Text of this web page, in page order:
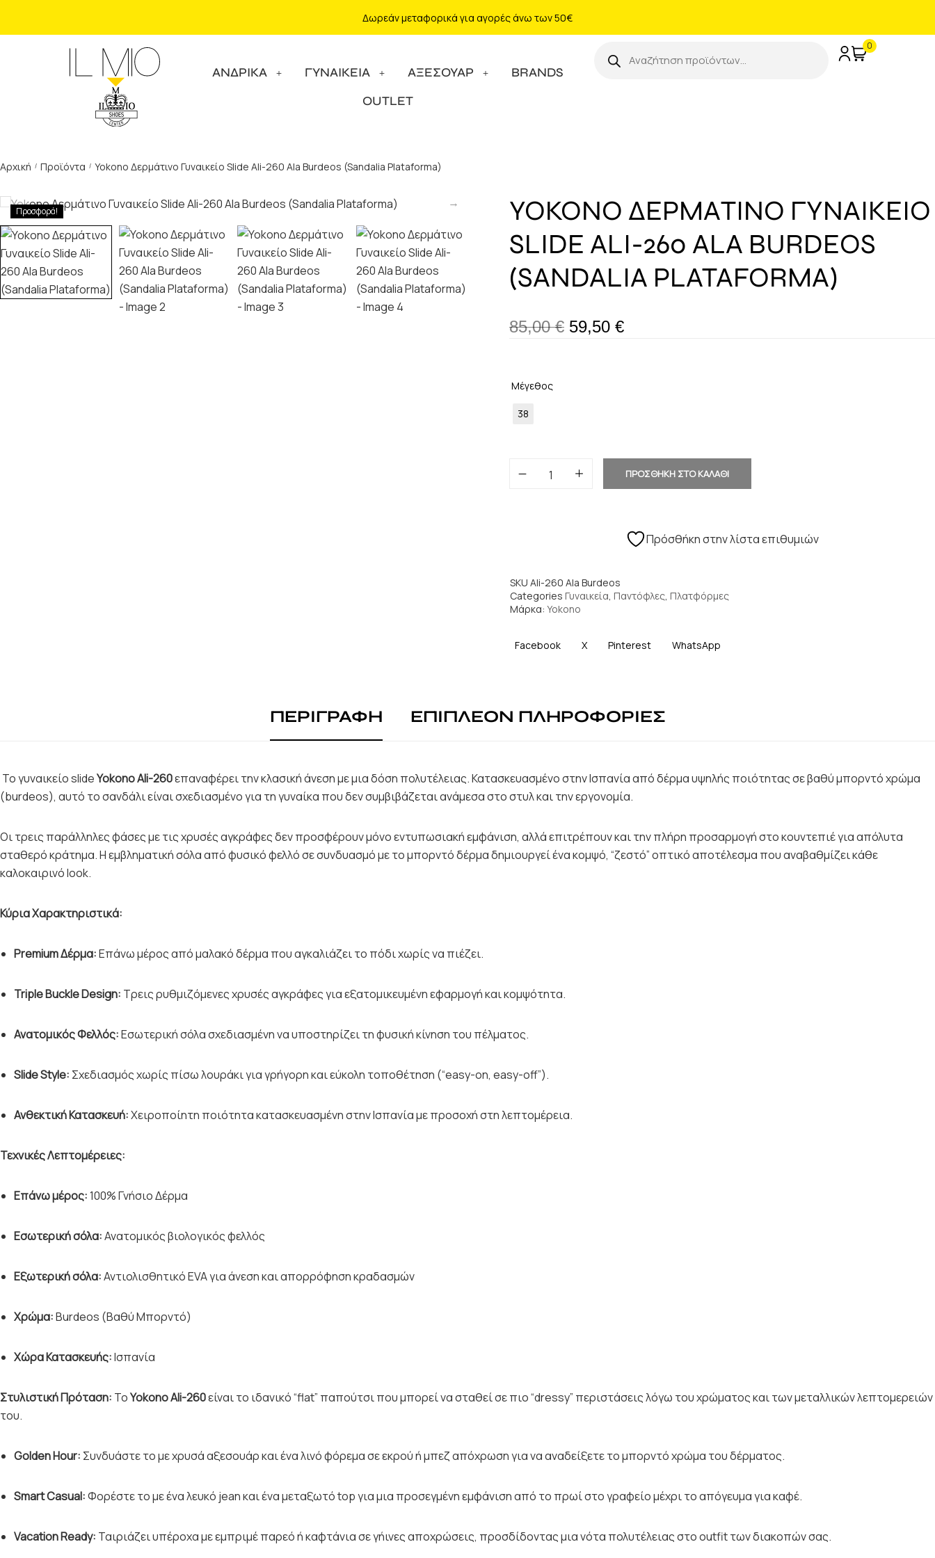
Δωρεάν μεταφορικά για αγορές άνω των 50€
ΑΝΔΡΙΚΑ ΓΥΝΑΙΚΕΙΑ ΑΞΕΣΟΥΑΡ
BRANDS
OUTLET
0
Αρχική / Προϊόντα / Yokono Δερμάτινο Γυναικείο Slide Ali-260 Ala Burdeos (Sandalia Plataforma)
Προσφορά!
YOKONO ΔΕΡΜΑΤΙΝΟ ΓΥΝΑΙΚΕΙΟ
SLIDE ALI-260 ALA BURDEOS
(SANDALIA PLATAFORMA)
85,00€ 59,50 €
Μέγεθος
38
ΠΡΟΣΘΗΚΗ ΣΤΟ ΚΑΛΑΘΙ
Πρόσθήκη στην λίστα επιθυμιών
SKU Ali-260 Ala Burdeos
Categories Γυναικεία, Παντόφλες, Πλατφόρμες
Μάρκα: Yokono
Facebook X Pinterest WhatsApp
ΠΕΡΙΓΡΑΦΗ ΕΠΙΠΛΕΟΝ ΠΛΗΡΟΦΟΡΙΕΣ
Το γυναικείο slideYokono Ali-260επαναφέρει την κλασική άνεση με μια δόση πολυτέλειας. Κατασκευασμένο στην Ισπανία από δέρμα υψηλής ποιότητας σε βαθύ μπορντό χρώμα
(burdeos), αυτό το σανδάλι είναι σχεδιασμένο για τη γυναίκα που δεν συμβιβάζεται ανάμεσα στο στυλ και την εργονομία.
Οι τρεις παράλληλες φάσες με τις χρυσές αγκράφες δεν προσφέρουν μόνο εντυπωσιακή εμφάνιση, αλλά επιτρέπουν και την πλήρη προσαρμογή στο κουντεπιέ για απόλυτα
σταθερό κράτημα. Η εμβληματική σόλα από φυσικό φελλό σε συνδυασμό με το μπορντό δέρμα δημιουργεί ένα κομψό, “ζεστό” οπτικό αποτέλεσμα που αναβαθμίζει κάθε
καλοκαιρινό look.
Κύρια Χαρακτηριστικά:
Premium Δέρμα:Επάνω μέρος από μαλακό δέρμα που αγκαλιάζει το πόδι χωρίς να πιέζει.
Triple Buckle Design: Τρεις ρυθμιζόμενες χρυσές αγκράφες για εξατομικευμένη εφαρμογή και κομψότητα.
Ανατομικός Φελλός:Εσωτερική σόλα σχεδιασμένη να υποστηρίζει τη φυσική κίνηση του πέλματος.
Slide Style: Σχεδιασμός χωρίς πίσω λουράκι για γρήγορη και εύκολη τοποθέτηση (“easy-on, easy-off”).
Ανθεκτική Κατασκευή:Χειροποίητη ποιότητα κατασκευασμένη στην Ισπανία με προσοχή στη λεπτομέρεια.
Τεχνικές Λεπτομέρειες:
Επάνω μέρος:100% Γνήσιο Δέρμα
Εσωτερική σόλα:Ανατομικός βιολογικός φελλός
Εξωτερική σόλα:Αντιολισθητικό EVA για άνεση και απορρόφηση κραδασμών
Χρώμα:Burdeos (Βαθύ Μπορντό)
Χώρα Κατασκευής:Ισπανία
Στυλιστική Πρόταση: ΤοYokono Ali-260είναι το ιδανικό “flat” παπούτσι που μπορεί να σταθεί σε πιο “dressy” περιστάσεις λόγω του χρώματος και των μεταλλικών λεπτομερειών
του.
Golden Hour: Συνδυάστε το με χρυσά αξεσουάρ και ένα λινό φόρεμα σε εκρού ή μπεζ απόχρωση για να αναδείξετε το μπορντό χρώμα του δέρματος.
Smart Casual:Φορέστε το με ένα λευκό jean και ένα μεταξωτό top για μια προσεγμένη εμφάνιση από το πρωί στο γραφείο μέχρι το απόγευμα για καφέ.
Vacation Ready: Ταιριάζει υπέροχα με εμπριμέ παρεό ή καφτάνια σε γήινες αποχρώσεις, προσδίδοντας μια νότα πολυτέλειας στο outfit των διακοπών σας.